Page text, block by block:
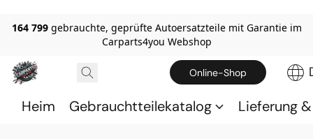
164 799 gebrauchte, geprüfte Autoersatzteile mit Garantie im
Carparts4you Webshop
Online-Shop
Heim Gebrauchtteilekatalog Lieferung